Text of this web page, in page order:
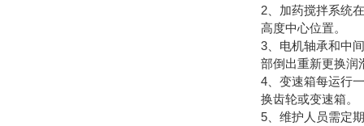
2、加药搅拌系统
高度中心位置。
3、电机轴承和中
部倒出重新更换润
4、变速箱每运行
换齿轮或变速箱。
5、维护人员需定